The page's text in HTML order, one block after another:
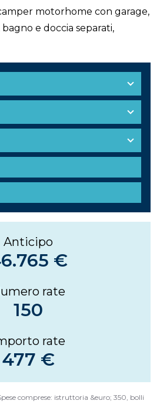
motorhome con garage,
e doccia separati,
Anticipo
€
rate
150
rate
477 €
comprese: istruttoria &euro; 350, bolli